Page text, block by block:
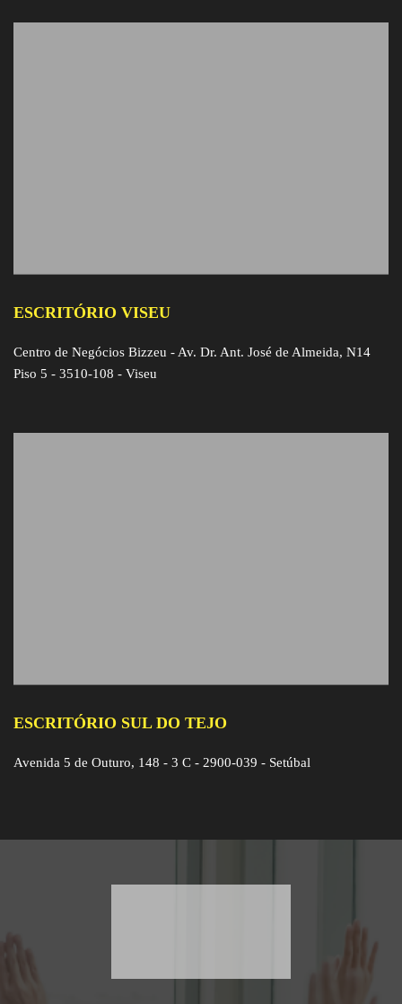
ESCRITÓRIO VISEU
Centro de Negócios Bizzeu - Av. Dr. Ant. José de Almeida, N14
Piso 5 - 3510-108 - Viseu
ESCRITÓRIO SUL DO TEJO
Avenida 5 de Outuro, 148 - 3 C - 2900-039 - Setúbal